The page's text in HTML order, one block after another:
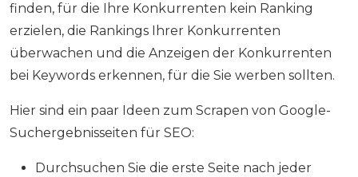
finden, für die Ihre Konkurrenten kein Ranking
erzielen, die Rankings Ihrer Konkurrenten
überwachen und die Anzeigen der Konkurrenten
bei Keywords erkennen, für die Sie werben sollten.
Hier sind ein paar Ideen zum Scrapen von Google-
Suchergebnisseiten für SEO:
Durchsuchen Sie die erste Seite nach jeder